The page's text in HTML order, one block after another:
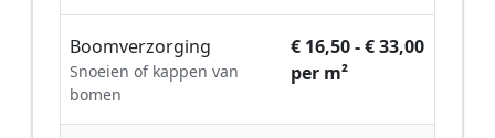
Boomverzorging
Snoeien of kappen van
bomen
€ 16,50 - € 33,00
per m²